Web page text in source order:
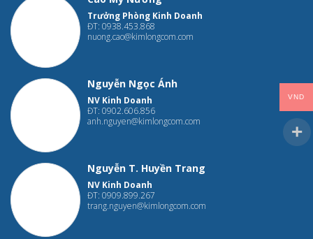
Trưởng Phòng Kinh Doanh
ĐT: 0938.453.868
nuong.cao@kimlongcom.com
Nguyễn Ngọc Ánh
NV Kinh Doanh
ĐT: 0902.606.856
anh.nguyen@kimlongcom.com
Nguyễn T. Huyền Trang
NV Kinh Doanh
ĐT: 0909.899.267
trang.nguyen@kimlongcom.com
VND